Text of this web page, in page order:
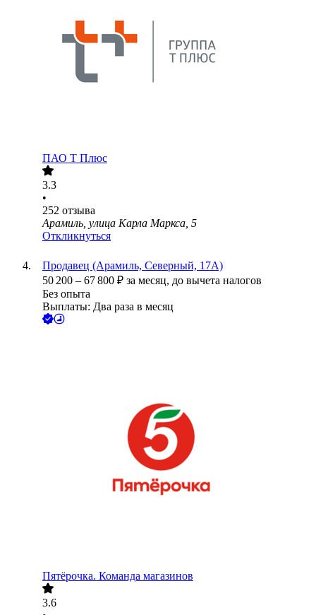
ПАО Т Плюс
3.3
•
252 отзыва
Арамиль, улица Карла Маркса, 5
Откликнуться
Продавец (Арамиль, Северный, 17А)
50 200 – 67 800 ₽ за месяц, до вычета налогов
Без опыта
Выплаты: Два раза в месяц
Пятёрочка. Команда магазинов
3.6